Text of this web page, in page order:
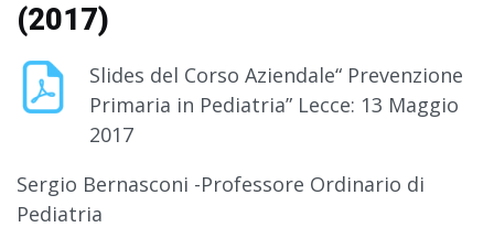
(2017)
Slides del Corso Aziendale“ Prevenzione
Primaria in Pediatria” Lecce: 13 Maggio
2017
Sergio Bernasconi -Professore Ordinario di
Pediatria